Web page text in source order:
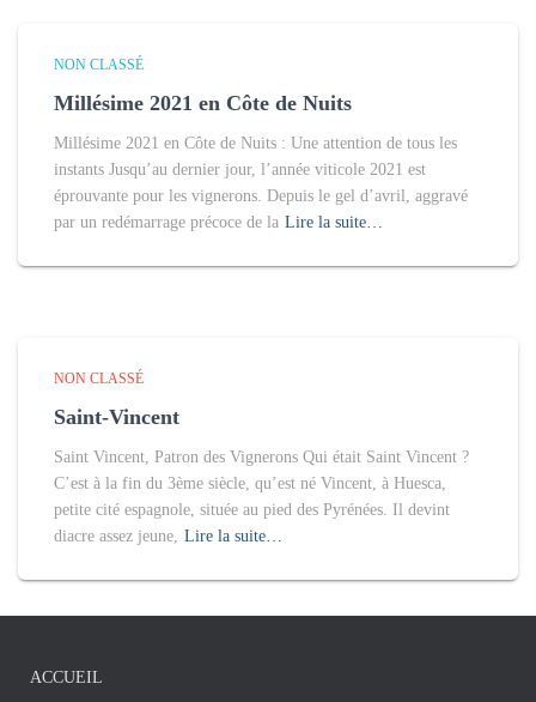
NON CLASSÉ
Millésime 2021 en Côte de Nuits
Millésime 2021 en Côte de Nuits : Une attention de tous les
instants Jusqu’au dernier jour, l’année viticole 2021 est
éprouvante pour les vignerons. Depuis le gel d’avril, aggravé
par un redémarrage précoce de la Lire la suite…
NON CLASSÉ
Saint-Vincent
Saint Vincent, Patron des Vignerons Qui était Saint Vincent ?
C’est à la fin du 3ème siècle, qu’est né Vincent, à Huesca,
petite cité espagnole, située au pied des Pyrénées. Il devint
diacre assez jeune, Lire la suite…
ACCUEIL